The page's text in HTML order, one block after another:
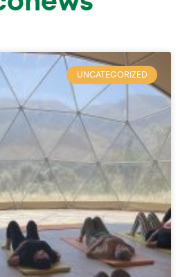
UNCATEGORIZED